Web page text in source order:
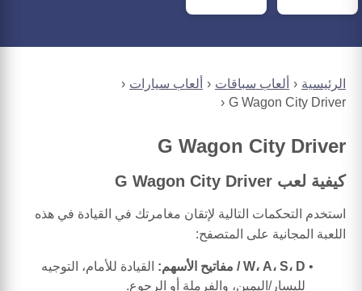
الرئيسية ألعاب سباقات
ألعاب سيارات
G Wagon City Driver
G Wagon City Driver
كيفية لعب G Wagon City Driver
استخدم التحكمات التالية لإتقان مغامرتك في القيادة في هذه
اللعبة المجانية على المتصفح:
W، A، S، D / مفاتيح الأسهم:
القيادة للأمام، التوجيه
لليسار/اليمين، والفرملة أو الرجوع.